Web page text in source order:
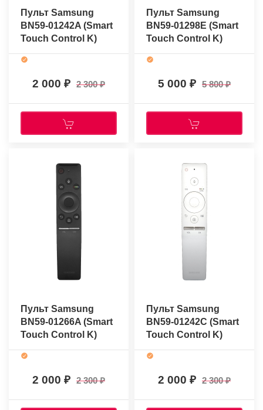
Пульт Samsung
BN59-01242A (Smart
Touch Control K)
(оригинальный)
2 000 2 300
Пульт Samsung
BN59-01298E (Smart
Touch Control K)
(оригинальный)
5 000 5 800
Пульт Samsung
BN59-01266A (Smart
Touch Control K)
(оригинальный)
2 000 2 300
Пульт Samsung
BN59-01242C (Smart
Touch Control K)
(оригинальный)
2 000 2 300